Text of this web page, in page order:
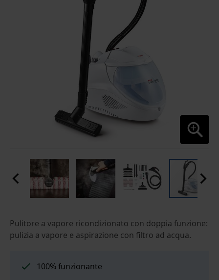
TO
THE
BEGINNING
IMAGES
GALLERY
Pulitore a vapore ricondizionato con doppia funzione:
pulizia a vapore e aspirazione con filtro ad acqua.
100% funzionante